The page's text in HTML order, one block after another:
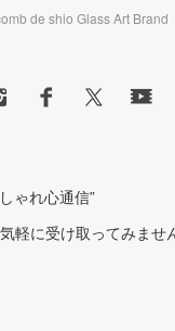
de shio Glass Art Brand
ゃれ心通信”
軽に受け取ってみませ